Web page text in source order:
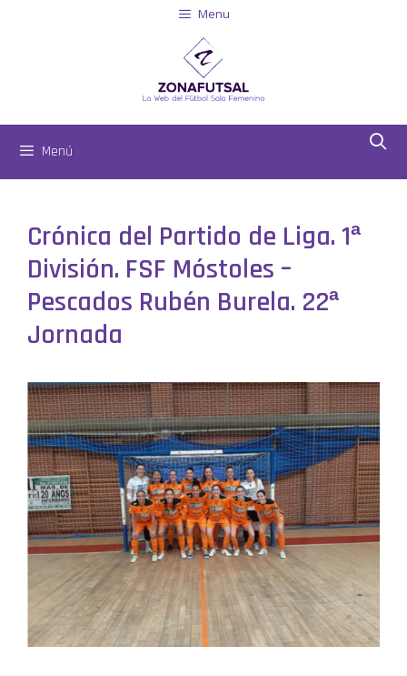
Menu
Menú
Crónica del Partido de Liga. 1ª
División. FSF Móstoles –
Pescados Rubén Burela. 22ª
Jornada